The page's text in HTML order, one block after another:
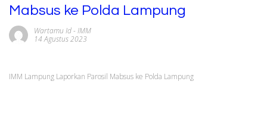
Mabsus ke Polda Lampung
Wartamu Id- IMM
14 Agustus 2023
IMM Lampung Laporkan Parosil Mabsus ke Polda Lampung